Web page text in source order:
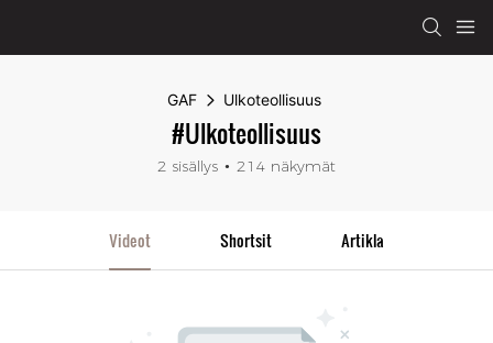
GAF Ulkoteollisuus
#Ulkoteollisuus
2 sisällys 214 näkymät
Videot Shortsit Artikla